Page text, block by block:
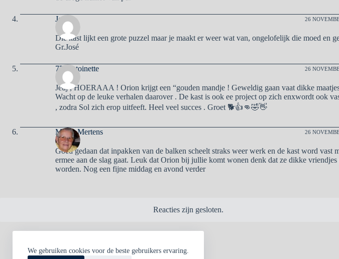
We gebruiken cookies voor de beste gebruikers ervaring.
José 26
Die kast lijkt een grote puzzel maar je maakt er weer wat van, ongelofelijk die moed en
Gr.José
77IAntoinette 26
Jeuj , HOERAAA ! Orion krijgt een “gouden mandje ! Geweldig gaan vaat dikke
Wacht op de leuke verhalen daarover . De kast is ook ee project op zich enxwordt ook
, zodra Sol zich erop uitfeeft. Heel veel succes . Groet 🐕👍👊🤣👋
Mieke Mertens 26
Goed gedaan dat inpakken van de balken scheelt straks weer werk en de kast word vast
ermee aan de slag gaat. Leuk dat Orion bij jullie komt wonen denk dat ze dikke vriendjes
worden. Nog een fijne middag en avond verder
Reacties zijn gesloten.